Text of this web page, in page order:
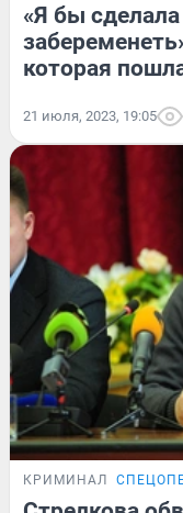
«Я бы
которая
21 июля, 2023, 19:05
КРИМИНАЛ